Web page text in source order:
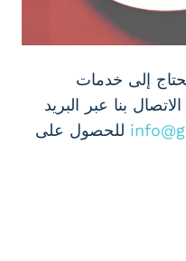
إلى خدمات
بنا عبر البريد
للحصول على